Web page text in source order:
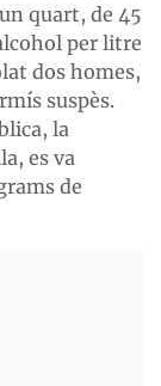
quart, de 45
per litre
dos homes,
suspès.
la
es va
de